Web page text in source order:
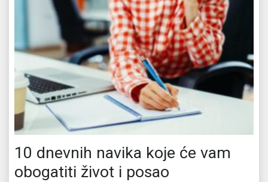
10 dnevnih navika koje će vam
obogatiti život i posao